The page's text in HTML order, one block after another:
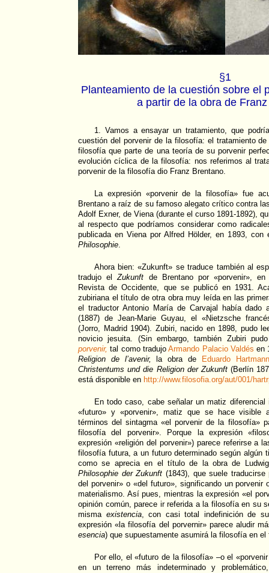
§1
Planteamiento de la cuestión sobre el
a partir de la obra de
1. Vamos a ensayar un tratamiento, que
cuestión del porvenir de la filosofía: el tratamiento
filosofía que parte de una teoría de su porvenir
evolución cíclica de la filosofía: nos referimos al
porvenir de la filosofía dio Franz Brentano.
La expresión «porvenir de la filosofía» fue
Brentano a raíz de su famoso alegato crítico contra
Adolf Exner, de Viena (durante el curso 1891-1892),
al respecto que podríamos considerar como
publicada en Viena por Alfred Hölder, en 1893,
Philosophie.
Ahora bien: «Zukunft» se traduce también al
tradujo elZukunft de Brentano por «porvenir»,
Revista de Occidente, que se publicó en 1931.
zubiriana el título de otra obra muy leída en las
el traductor Antonio María de Carvajal había
(1887) de Jean-Marie Guyau, el «Nietzsche
(Jorro, Madrid 1904). Zubiri, nacido en 1898, pudo
novicio jesuita. (Sin embargo, también Zubiri
porvenir, tal como tradujoArmando Palacio Valdés en
Religion de l’avenir,
la obra de
Eduardo Hartmann
Christentums und die Religion der Zukunft(Berlín
está disponible en http://www.filosofia.org/aut/001/
En todo caso, cabe señalar un matiz diferencial
«futuro» y «porvenir», matiz que se hace visible
términos del sintagma «el porvenir de la filosofía»
filosofía del porvenir». Porque la expresión
expresión «religión del porvenir») parece referirse a
filosofía futura, a un futuro determinado según algún
como se aprecia en el título de la obra de
Philosophie der Zukunft (1843), que suele
del porvenir» o «del futuro», significando un porvenir
materialismo. Así pues, mientras la expresión «el
opinión común, parece ir referida a la filosofía en su
misma existencia, con casi total indefinición de
expresión «la filosofía del porvernir» parece aludir
esencia) que supuestamente asumirá la filosofía en el
Por ello, el «futuro de la filosofía» –o el
en un terreno más indeterminado y